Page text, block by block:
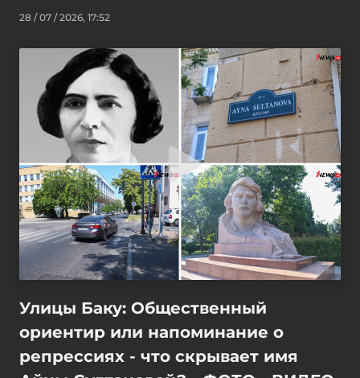
28 / 07 / 2026, 17:52
Улицы Баку: Общественный
ориентир или напоминание о
репрессиях - что скрывает имя